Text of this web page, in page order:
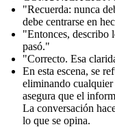
"Recuerda: nunca
debe centrarse en
"Entonces, describo
pasó."
"Correcto. Esa
En esta escena, se
eliminando
asegura que el
La conversación
lo que se opina.